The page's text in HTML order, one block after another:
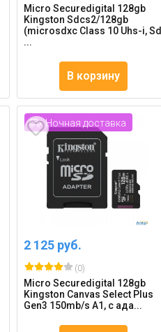
Micro Securedigital 128gb
Kingston Sdcs2/128gb
(microsdxc Class 10 Uhs-i,
...
В корзину
Ночная доставка
2 125 руб.
(0)
Micro Securedigital 128gb
Kingston Canvas Select Plus
Gen3 150mb/s A1, с ада...